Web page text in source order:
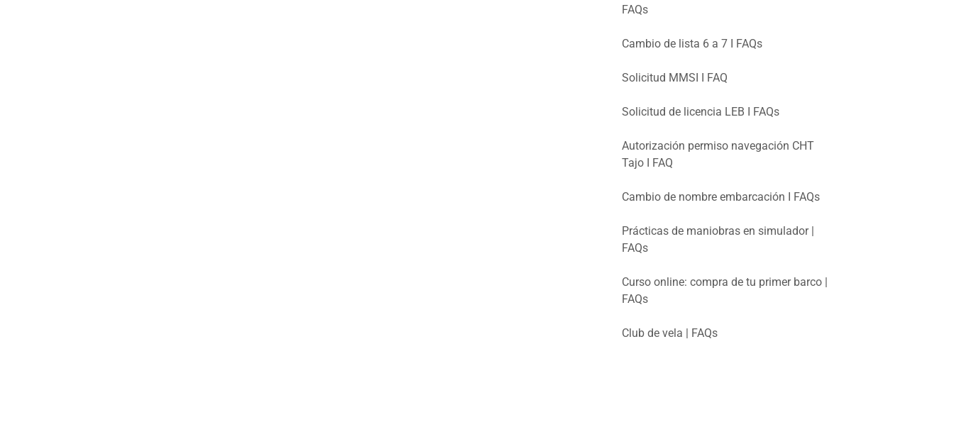
FAQs
Cambio de lista 6 a 7 I FAQs
Solicitud MMSI I FAQ
Solicitud de licencia LEB I FAQs
Autorización permiso navegación CHT
Tajo I FAQ
Cambio de nombre embarcación I FAQs
Prácticas de maniobras en simulador |
FAQs
Curso online: compra de tu primer barco |
FAQs
Club de vela | FAQs